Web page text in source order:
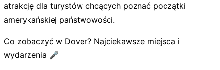
atrakcję dla turystów chcących poznać początki
amerykańskiej państwowości.
Co zobaczyć w Dover? Najciekawsze miejsca i
wydarzenia 🎤